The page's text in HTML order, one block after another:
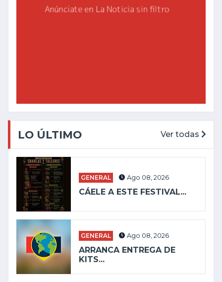
LO ÚLTIMO Ver todas
GENERAL Ago 08, 2026
CÁELE A ESTE FESTIVAL...
GENERAL Ago 08, 2026
ARRANCA ENTREGA DE
KITS...